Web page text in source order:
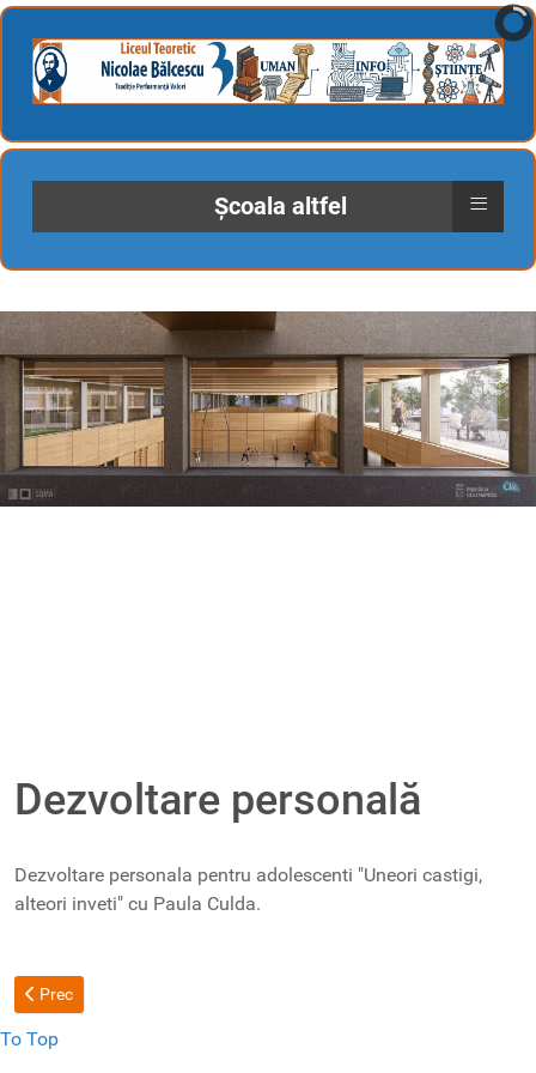
Școala altfel ≡
Dezvoltare personală
Dezvoltare personala pentru adolescenti "Uneori castigi,
alteori inveti" cu Paula Culda.
Articol precedent: Vizită Tg Jiu
Prec
To Top